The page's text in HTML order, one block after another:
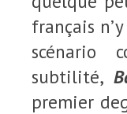
français
scénario
subtilité,
premier